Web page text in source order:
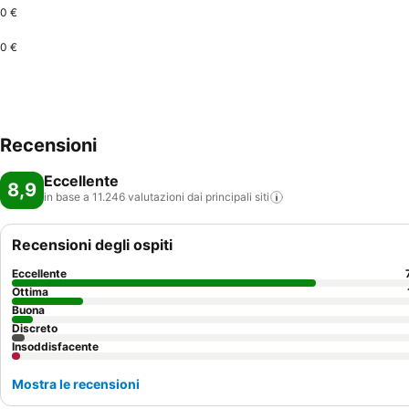
0 €
0 €
Recensioni
8,9 Eccellente
in base a 11.246 valutazioni dai principali siti
Recensioni degli ospiti
Eccellente
Ottima
Buona
Discreto
Insoddisfacente
Mostra le recensioni